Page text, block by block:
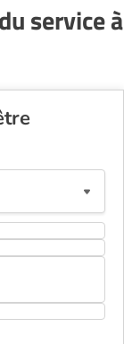
service à